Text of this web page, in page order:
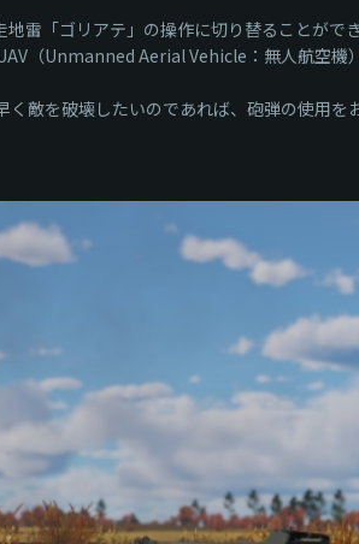
雷「ゴリアテ」の操作に切り替ることが
（Unmanned Aerial Vehicle：無人航空機
敵を破壊したいのであれば、砲弾の使用を